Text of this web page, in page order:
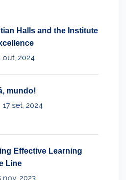
Halls and the Institute
out, 2024
mundo!
17 set, 2024
Effective Learning
Line